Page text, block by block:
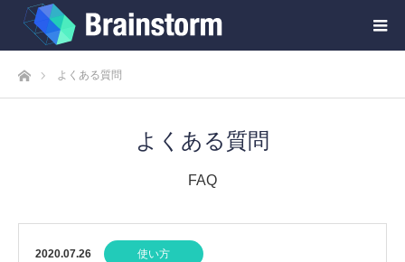
ホームよくある質問
よくある質問
FAQ
2020.07.26 使い方